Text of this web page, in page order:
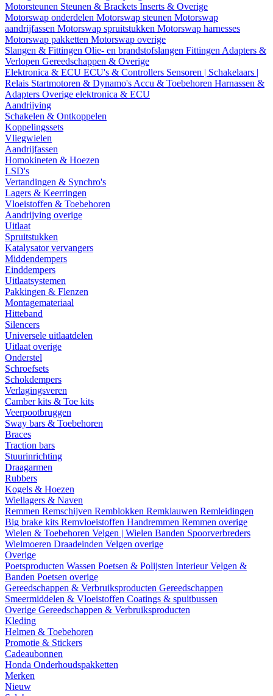
Motorsteunen Steunen & Brackets Inserts & Overige
Motorswap onderdelen Motorswap steunen Motorswap
aandrijfassen Motorswap spruitstukken Motorswap harnesses
Motorswap pakketten Motorswap overige
Slangen & Fittingen Olie- en brandstofslangen Fittingen Adapters &
Verlopen Gereedschappen & Overige
Elektronica & ECU ECU's & Controllers Sensoren | Schakelaars |
Relais Startmotoren & Dynamo's Accu & Toebehoren Harnassen &
Adapters Overige elektronica & ECU
Aandrijving
Schakelen & Ontkoppelen
Koppelingssets
Vliegwielen
Aandrijfassen
Homokineten & Hoezen
LSD's
Vertandingen & Synchro's
Lagers & Keerringen
Vloeistoffen & Toebehoren
Aandrijving overige
Uitlaat
Spruitstukken
Katalysator vervangers
Middendempers
Einddempers
Uitlaatsystemen
Pakkingen & Flenzen
Montagemateriaal
Hitteband
Silencers
Universele uitlaatdelen
Uitlaat overige
Onderstel
Schroefsets
Schokdempers
Verlagingsveren
Camber kits & Toe kits
Veerpootbruggen
Sway bars & Toebehoren
Braces
Traction bars
Stuurinrichting
Draagarmen
Rubbers
Kogels & Hoezen
Wiellagers & Naven
Remmen Remschijven Remblokken Remklauwen Remleidingen
Big brake kits Remvloeistoffen Handremmen Remmen overige
Wielen & Toebehoren Velgen | Wielen Banden Spoorverbreders
Wielmoeren Draadeinden Velgen overige
Overige
Poetsproducten Wassen Poetsen & Polijsten InterieurVelgen &
Banden Poetsen overige
Gereedschappen & Verbruiksproducten Gereedschappen
Smeermiddelen & Vloeistoffen Coatings & spuitbussen
Overige Gereedschappen & Verbruiksproducten
Kleding
Helmen & Toebehoren
Promotie & Stickers
Cadeaubonnen
Honda Onderhoudspakketten
Merken
Nieuw